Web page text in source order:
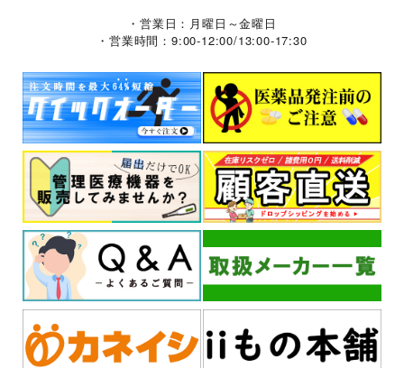
・営業日：月曜日～金曜日
・営業時間：9:00-12:00/13:00-17:30